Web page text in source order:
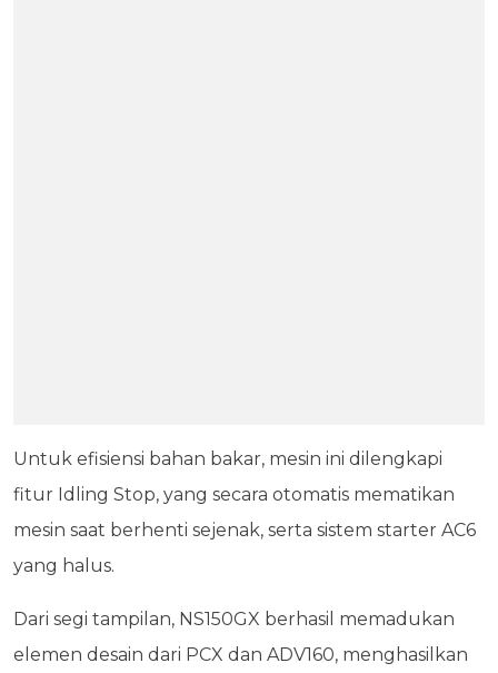
Untuk efisiensi bahan bakar, mesin ini dilengkapi
fitur Idling Stop, yang secara otomatis mematikan
mesin saat berhenti sejenak, serta sistem starter AC6
yang halus.
Dari segi tampilan, NS150GX berhasil memadukan
elemen desain dari PCX dan ADV160, menghasilkan